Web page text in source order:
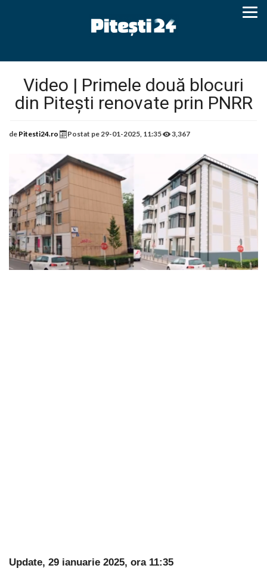
Video | Primele două blocuri
din Pitești renovate prin PNRR
de Pitesti24.ro Postat pe29-01-2025, 11:35 3,367
Update, 29 ianuarie 2025, ora 11:35